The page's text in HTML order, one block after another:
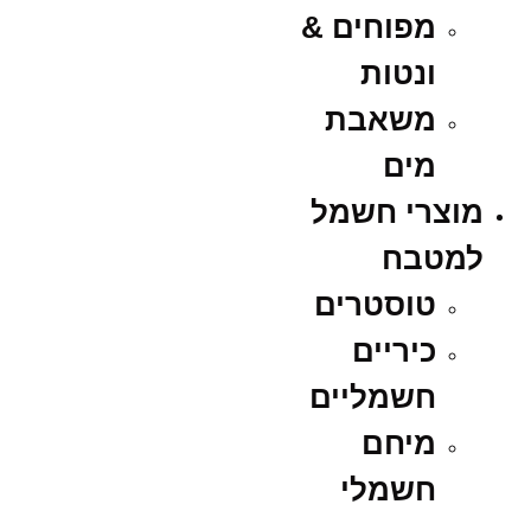
מפוחים &
ונטות
משאבת
מים
מוצרי חשמל
למטבח
טוסטרים
כיריים
חשמליים
מיחם
חשמלי